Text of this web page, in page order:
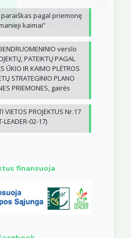
pagal priemonę
kaimai”
verslo
PATEIKTŲ PAGAL
ŪKIO IR KAIMO PLĖTROS
STRATEGINIO PLANO
PRIEMONES, gairės
VIETOS PROJEKTUS Nr.17
LEADER-02-17)
finansuoja